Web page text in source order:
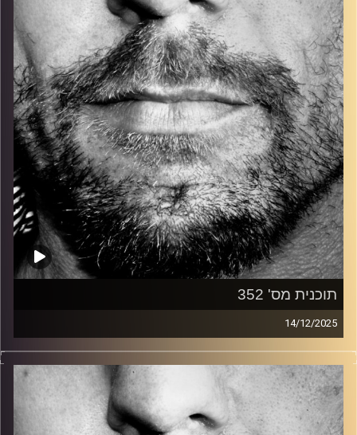
קרדיט תמונות: David Goehring
תוכנית מס' 352
14/12/2025
זיפים, מוזיקה מחוספסת של הופעות חיות. הרבה ג'אם, רוק,
בלוז, bluegrass, ג'אז, Fאנק, פרוגרסיב ואפילו אלקטרוניקה.
כל מה שחי, אמיתי ונושם.
עם שמוליק רגב.